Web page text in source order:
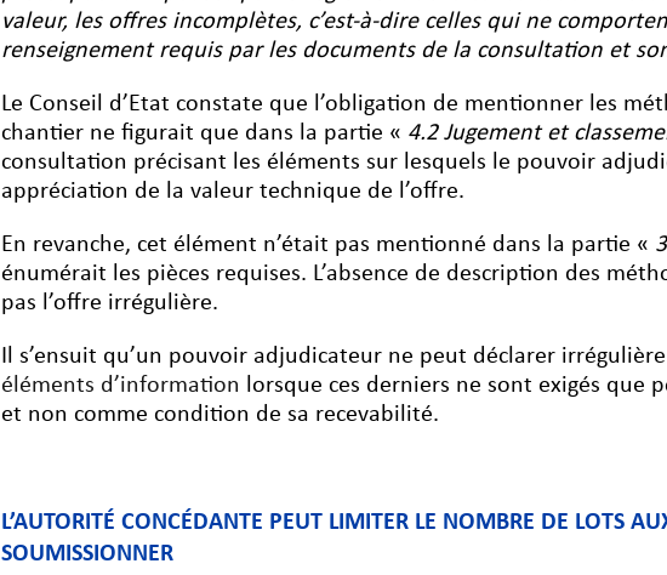
valeur, les offres incomplètes, c’est-à-dire celles qui ne
renseignement requis par les documents de la consultation et
Le Conseil d’Etat constate que l’obligation de mentionner les
chantier ne figurait que dans la partie « 4.2 Jugement et
consultation précisant les éléments sur lesquels le pouvoir
appréciation de la valeur technique de l’offre.
En revanche, cet élément n’était pas mentionné dans la partie «
énumérait les pièces requises. L’absence de description des
pas l’offre irrégulière.
Il s’ensuit qu’un pouvoir adjudicateur ne peut déclarer
éléments d’information lorsque ces derniers ne sont exigés que
et non comme condition de sa recevabilité.
L’AUTORITÉ CONCÉDANTE PEUT LIMITER LE NOMBRE DE LOTS
SOUMISSIONNER